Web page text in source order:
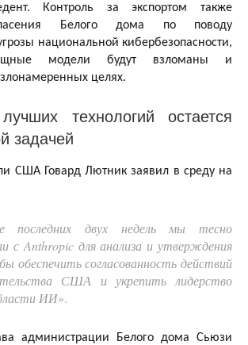
Контроль за экспортом также
Белого дома по поводу
национальной кибербезопасности,
модели будут взломаны и
целях.
технологий остается
задачей
США Говард Лютник заявил в среду на
последних двух недель мы тесно
с Anthropic для анализа и утверждения
обеспечить согласованность действий
США и укрепить лидерство
ИИ».
администрации Белого дома Сьюзи